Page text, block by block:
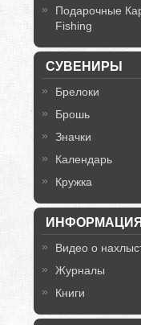
Подарочные
Fishing
СУВЕНИРЫ
Брелоки
Брошь
Значки
Календарь
Кружка
ИНФОРМАЦИЯ
Видео о
Журналы
Книги